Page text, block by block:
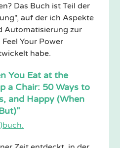
Das Buch ist Teil der
auf der ich Aspekte
Automatisierung zur
Your Power
habe.
You Eat at the
a Chair: 50 Ways to
and Happy (When